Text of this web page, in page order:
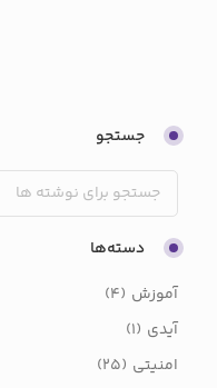
جستجو
دسته‌ها
آموزش (4)
آیدی (1)
امنیتی (25)